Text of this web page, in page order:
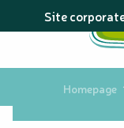
au
principal
Site
Homepage